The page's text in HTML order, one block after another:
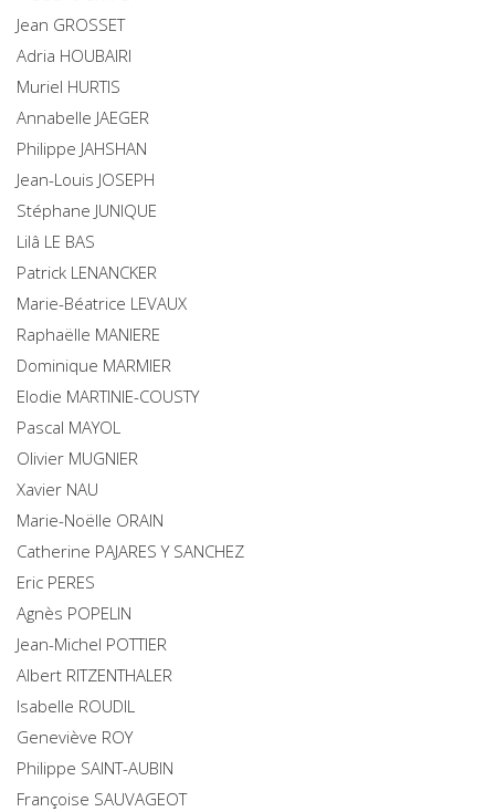
Jean GROSSET
Adria HOUBAIRI
Muriel HURTIS
Annabelle JAEGER
Philippe JAHSHAN
Jean-Louis JOSEPH
Stéphane JUNIQUE
Lilâ LE BAS
Patrick LENANCKER
Marie-Béatrice LEVAUX
Raphaëlle MANIERE
Dominique MARMIER
Elodie MARTINIE-COUSTY
Pascal MAYOL
Olivier MUGNIER
Xavier NAU
Marie-Noëlle ORAIN
Catherine PAJARES Y SANCHEZ
Eric PERES
Agnès POPELIN
Jean-Michel POTTIER
Albert RITZENTHALER
Isabelle ROUDIL
Geneviève ROY
Philippe SAINT-AUBIN
Françoise SAUVAGEOT